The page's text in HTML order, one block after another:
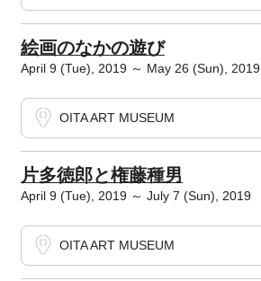
絵画のなかの遊び
April 9 (Tue), 2019 ～ May 26 (Sun), 2019
OITA ART MUSEUM
片多徳郎と権藤種男
April 9 (Tue), 2019 ～ July 7 (Sun), 2019
OITA ART MUSEUM